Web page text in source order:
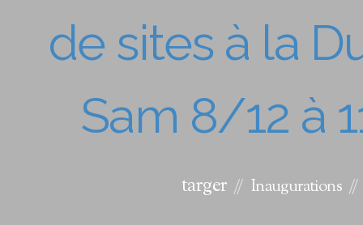
de sites à la
Sam 8/12 à
targer Inaugurations